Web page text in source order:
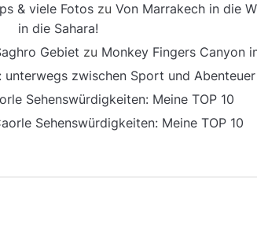
& viele Fotos zu Von Marrakech in die
in die Sahara!
Gebiet zu Monkey Fingers Canyon
unterwegs zwischen Sport und Abenteuer
Sehenswürdigkeiten: Meine TOP 10
Sehenswürdigkeiten: Meine TOP 10